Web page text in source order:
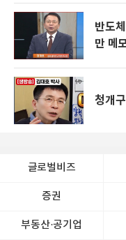
반도
만 메
청개
글로벌비즈
증권
부동산·공기업